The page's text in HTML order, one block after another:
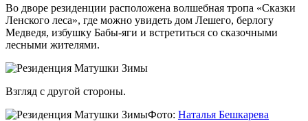
Во дворе резиденции расположена волшебная тропа «Сказки
Ленского леса», где можно увидеть дом Лешего, берлогу
Медведя, избушку Бабы-яги и встретиться со сказочными
лесными жителями.
Взгляд с другой стороны.
Фото: Наталья Бешкарева